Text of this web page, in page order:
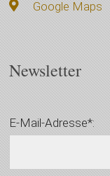
Google Maps
Newsletter
E-Mail-Adresse*: